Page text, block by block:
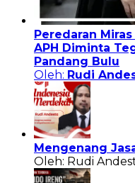
Peredaran
APH Diminta
Pandang Bulu
Oleh: Rudi
Mengenang
Oleh: Rudi